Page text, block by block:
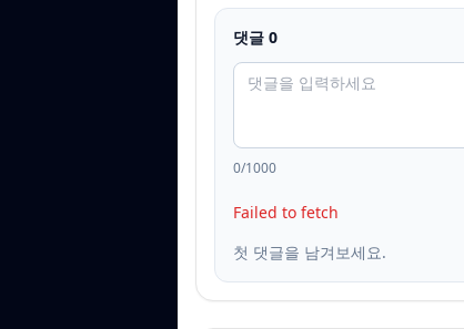
댓글 0
0/1000
Failed to fetch
첫 댓글을 남겨보세요.